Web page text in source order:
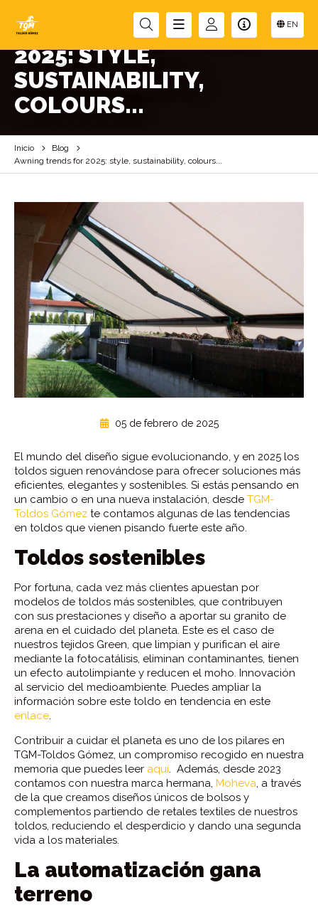
EN
AWNING TRENDS FOR
2025: STYLE,
SUSTAINABILITY,
COLOURS...
Inicio
Blog
Awning trends for 2025: style, sustainability, colours...
05 de febrero de 2025
El mundo del diseño sigue evolucionando, y en 2025 los
toldos siguen renovándose para ofrecer soluciones más
eficientes, elegantes y sostenibles. Si estás pensando en
un cambio o en una nueva instalación, desde TGM-
Toldos Gómez te contamos algunas de las tendencias
en toldos que vienen pisando fuerte este año.
Toldos sostenibles
Por fortuna, cada vez más clientes apuestan por
modelos de toldos más sostenibles, que contribuyen
con sus prestaciones y diseño a aportar su granito de
arena en el cuidado del planeta. Este es el caso de
nuestros tejidos Green, que limpian y purifican el aire
mediante la fotocatálisis, eliminan contaminantes, tienen
un efecto autolimpiante y reducen el moho. Innovación
al servicio del medioambiente. Puedes ampliar la
información sobre este toldo en tendencia en este
enlace
Contribuir a cuidar el planeta es uno de los pilares en
TGM-Toldos Gómez, un compromiso recogido en nuestra
memoria que puedes leer aquí . Además, desde 2023
contamos con nuestra marca hermana, Moheva , a través
de la que creamos diseños únicos de bolsos y
complementos partiendo de retales textiles de nuestros
toldos, reduciendo el desperdicio y dando una segunda
vida a los materiales.
La automatización gana
terreno